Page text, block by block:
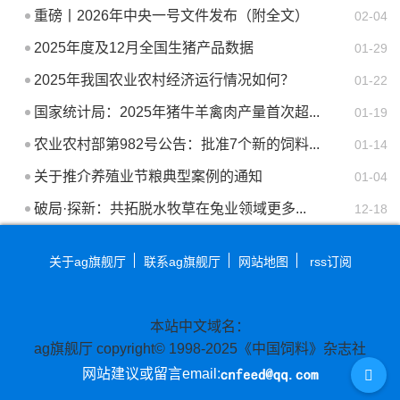
02-04
重磅丨2026年中央一号文件发布（附全文）
01-29
2025年度及12月全国生猪产品数据
01-22
2025年我国农业农村经济运行情况如何？
01-19
国家统计局：2025年猪牛羊禽肉产量首次超...
01-14
农业农村部第982号公告：批准7个新的饲料...
01-04
关于推介养殖业节粮典型案例的通知
12-18
破局·探新：共拓脱水牧草在兔业领域更多...
关于ag旗舰厅 联系ag旗舰厅 网站地图 rss订阅
本站中文域名：
ag旗舰厅 copyright© 1998-2025《中国饲料》杂志社
网站建议或留言email: